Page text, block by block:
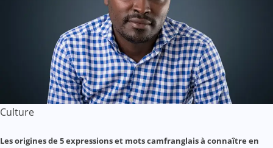
Culture
Les origines de 5 expressions et mots camfranglais à connaître en